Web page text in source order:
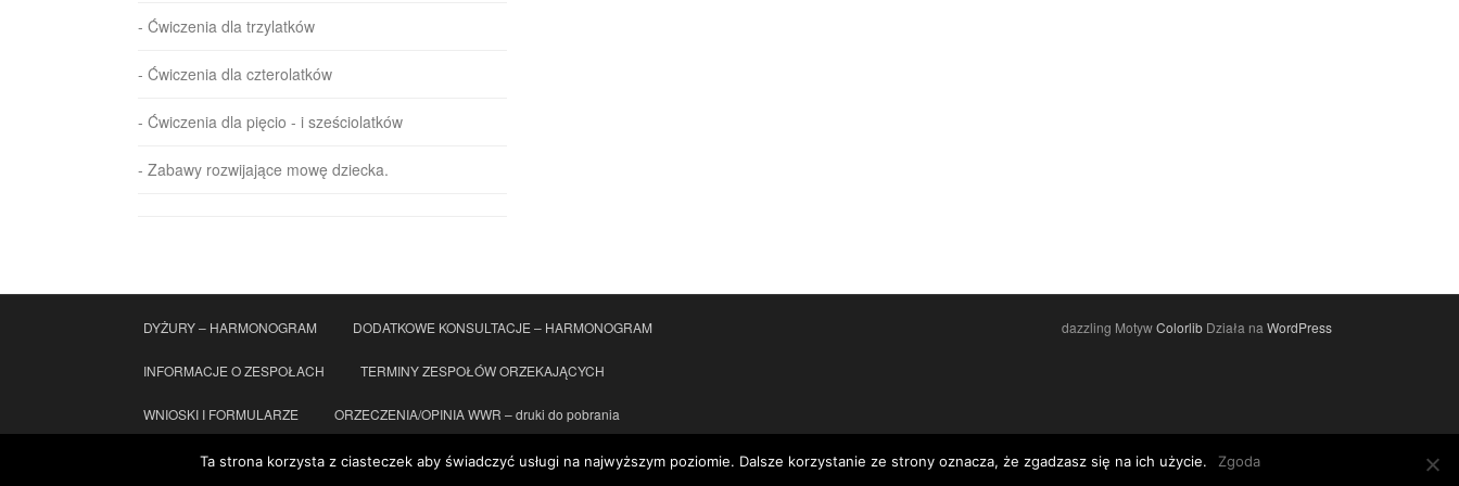
- Ćwiczenia dla trzylatków
- Ćwiczenia dla czterolatków
- Ćwiczenia dla pięcio - i sześciolatków
- Zabawy rozwijające mowę dziecka.
DYŻURY – HARMONOGRAM DODATKOWE KONSULTACJE – HARMONOGRAM
INFORMACJE O ZESPOŁACH TERMINY ZESPOŁÓW ORZEKAJĄCYCH
WNIOSKI I FORMULARZE ORZECZENIA/OPINIA WWR – druki do pobrania
KONTAKT STANDARDY OCHRONY MAŁOLETNICH
dazzling MotywColorlib Działa na WordPress
Ta strona korzysta z ciasteczek aby świadczyć usługi na najwyższym poziomie. Dalsze korzystanie ze strony oznacza, że zgadzasz się na ich użycie. Zgoda